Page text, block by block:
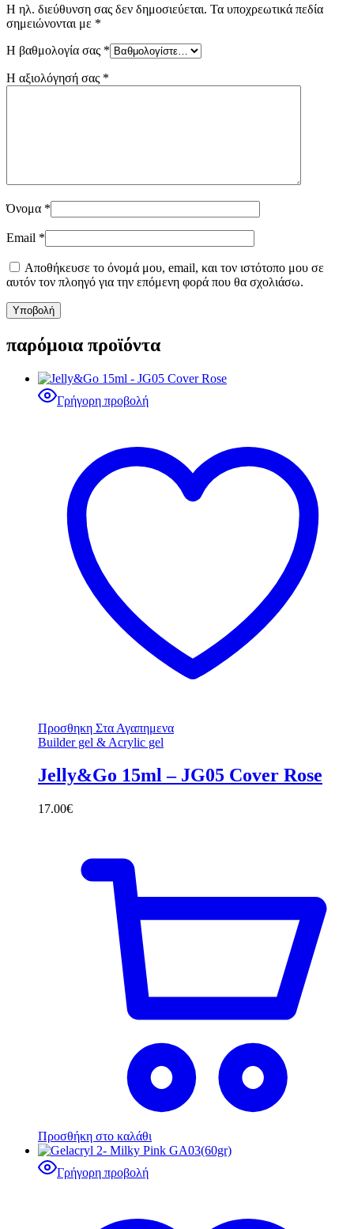
Η ηλ. διεύθυνση σας δεν δημοσιεύεται. Τα υποχρεωτικά πεδία
σημειώνονται με *
Η βαθμολογία σας *
Η αξιολόγησή σας *
Όνομα *
Email *
Αποθήκευσε το όνομά μου, email, και τον ιστότοπο μου σε
αυτόν τον πλοηγό για την επόμενη φορά που θα σχολιάσω.
παρόμοια προϊόντα
Γρήγορη προβολή
Προσθηκη Στα Αγαπημενα
Builder gel & Acrylic gel
Jelly&Go 15ml – JG05 Cover Rose
17.00€
Προσθήκη στο καλάθι
Γρήγορη προβολή